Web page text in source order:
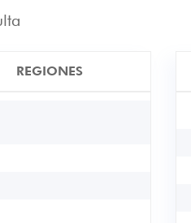
REGIONES